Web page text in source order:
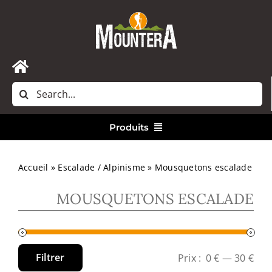
Toggle
Navigation
Accueil
Rechercher:
Produits
Randonnée
Accueil » Escalade / Alpinisme » Mousquetons escalade
MOUSQUETONS ESCALADE
Prix
Prix Filtrer Prix : 0 € —30 €